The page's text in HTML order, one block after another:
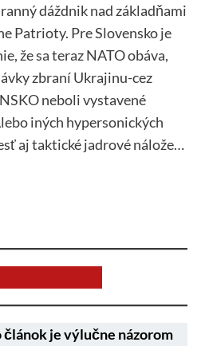
dáždnik nad základňami
Patrioty. Pre Slovensko je
že sa teraz NATO obáva,
zbraní Ukrajinu-cez
neboli vystavené
iných hypersonických
aj taktické jadrové nálože…
je výlučne názorom